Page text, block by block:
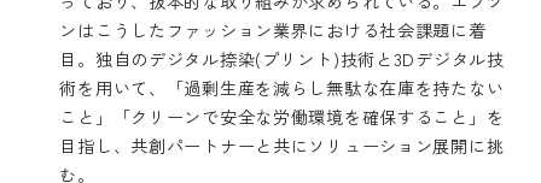
ンはこうしたファッション業界における社会課題に着
目。独自のデジタル捺染(プリント)技術と3Dデジタル技
術を用いて、「過剰生産を減らし無駄な在庫を持たない
こと」「クリーンで安全な労働環境を確保すること」を
目指し、共創パートナーと共にソリューション展開に挑
む。